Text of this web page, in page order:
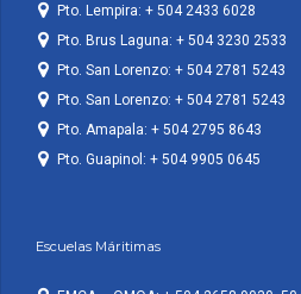
Pto. Lempira: + 504 2433 6028
Pto. Brus Laguna: + 504 3230 2533
Pto. San Lorenzo: + 504 2781 5243
Pto. San Lorenzo: + 504 2781 5243
Pto. Amapala: + 504 2795 8643
Pto. Guapinol: + 504 9905 0645
Escuelas Máritimas